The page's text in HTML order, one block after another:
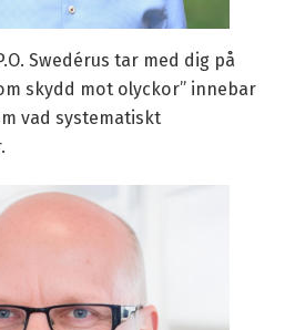
Swedérus tar med dig på
skydd mot olyckor” innebar
vad systematiskt